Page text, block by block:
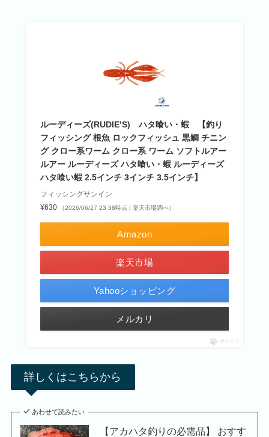
ルーディーズ(RUDIE’S) ハタ喰い・蝦 【釣り
フィッシング 根魚 ロックフィッシュ 黒鯛 チニン
グ クロー系ワーム クロー系 ワーム ソフトルアー
ルアー ルーディーズ ハタ喰い・蝦 ルーディーズ
ハタ喰い蝦 2.5インチ 3インチ 3.5インチ】
フィッシングサンイン
¥630
（2026/06/27 23:38時点 | 楽天市場調べ）
Amazon
楽天市場
Yahooショッピング
メルカリ
ポチップ
詳しくはこちらから
あわせて読みたい
【アカハタ釣りの必需品】 おすす